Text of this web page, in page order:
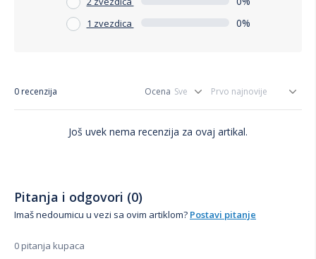
1 zvezdica 0%
0 recenzija Ocena
Još uvek nema recenzija za ovaj artikal.
Pitanja i odgovori (0)
Imaš nedoumicu u vezi sa ovim artiklom? Postavi pitanje
0 pitanja kupaca